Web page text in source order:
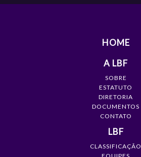
HOME
A LBF
SOBRE
ESTATUTO
DIRETORIA
DOCUMENTOS
CONTATO
LBF
CLASSIFICAÇÃO